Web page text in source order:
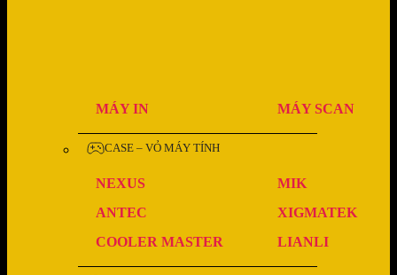
MÁY IN MÁY SCAN
CASE – VỎ MÁY TÍNH
NEXUS
MIK
ANTEC
XIGMATEK
COOLER MASTER
LIANLI